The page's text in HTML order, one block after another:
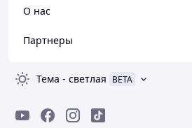
О нас
Партнеры
Тема - светлая BETA